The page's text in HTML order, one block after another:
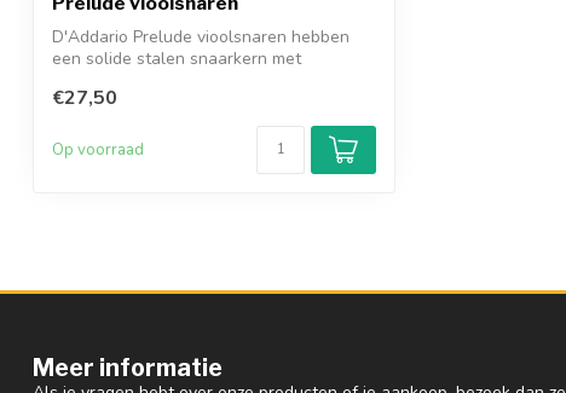
D'Addario Prelude vioolsnaren hebben
een solide stalen snaarkern met
€27,50
Op voorraad
Meer informatie